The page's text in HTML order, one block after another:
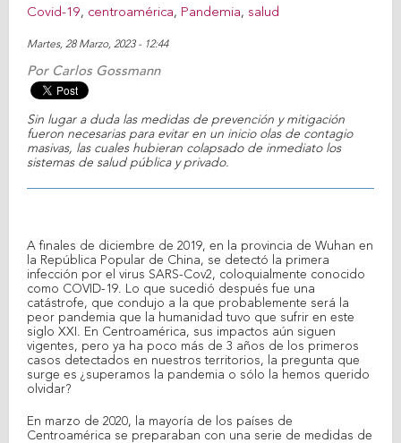
Covid-19, centroamérica, Pandemia, salud
Martes, 28 Marzo, 2023 - 12:44
Por Carlos Gossmann
Sin lugar a duda las medidas de prevención y mitigación
fueron necesarias para evitar en un inicio olas de contagio
masivas, las cuales hubieran colapsado de inmediato los
sistemas de salud pública y privado.
A finales de diciembre de 2019, en la provincia de Wuhan en
la República Popular de China, se detectó la primera
infección por el virus SARS-Cov2, coloquialmente conocido
como COVID-19. Lo que sucedió después fue una
catástrofe, que condujo a la que probablemente será la
peor pandemia que la humanidad tuvo que sufrir en este
siglo XXI. En Centroamérica, sus impactos aún siguen
vigentes, pero ya ha poco más de 3 años de los primeros
casos detectados en nuestros territorios, la pregunta que
surge es ¿superamos la pandemia o sólo la hemos querido
olvidar?
En marzo de 2020, la mayoría de los países de
Centroamérica se preparaban con una serie de medidas de